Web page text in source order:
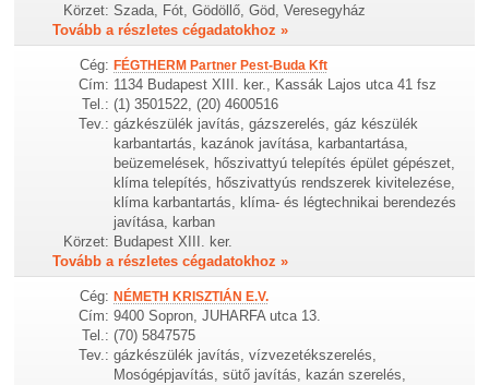
Körzet: Szada, Fót, Gödöllő, Göd, Veresegyház
Tovább a részletes cégadatokhoz »
Cég: FÉGTHERM Partner Pest-Buda Kft
Cím: 1134 Budapest XIII. ker., Kassák Lajos utca 41 fsz
Tel.: (1) 3501522, (20) 4600516
Tev.: gázkészülék javítás, gázszerelés, gáz készülék
karbantartás, kazánok javítása, karbantartása,
beüzemelések, hőszivattyú telepítés épület gépészet,
klíma telepítés, hőszivattyús rendszerek kivitelezése,
klíma karbantartás, klíma- és légtechnikai berendezés
javítása, karban
Körzet: Budapest XIII. ker.
Tovább a részletes cégadatokhoz »
Cég: NÉMETH KRISZTIÁN E.V.
Cím: 9400 Sopron, JUHARFA utca 13.
Tel.: (70) 5847575
Tev.: gázkészülék javítás, vízvezetékszerelés,
Mosógépjavítás, sütő javítás, kazán szerelés,